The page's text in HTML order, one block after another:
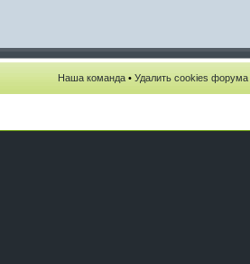
Наша команда • Удалить cookies форума